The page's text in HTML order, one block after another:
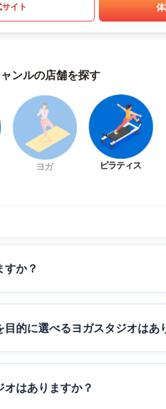
イト
ンルの店舗を探す
ヨガ ピラティス
すか？
的に選べるヨガスタジオはあ
はありますか？